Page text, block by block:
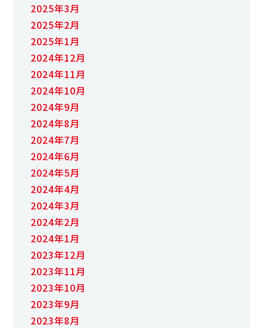
2025年3月
2025年2月
2025年1月
2024年12月
2024年11月
2024年10月
2024年9月
2024年8月
2024年7月
2024年6月
2024年5月
2024年4月
2024年3月
2024年2月
2024年1月
2023年12月
2023年11月
2023年10月
2023年9月
2023年8月